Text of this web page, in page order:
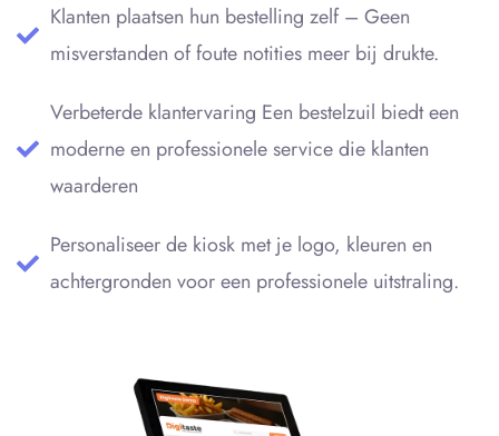
Klanten plaatsen hun bestelling zelf – Geen
misverstanden of foute notities meer bij drukte.
Verbeterde klantervaring Een bestelzuil biedt een
moderne en professionele service die klanten
waarderen
Personaliseer de kiosk met je logo, kleuren en
achtergronden voor een professionele uitstraling.